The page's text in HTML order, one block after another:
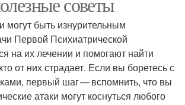
могут быть изнурительным
Первой Психиатрической
на их лечении и помогают найти
от них страдает. Если вы боретесь с
первый шаг — вспомнить, что вы
атаки могут коснуться любого